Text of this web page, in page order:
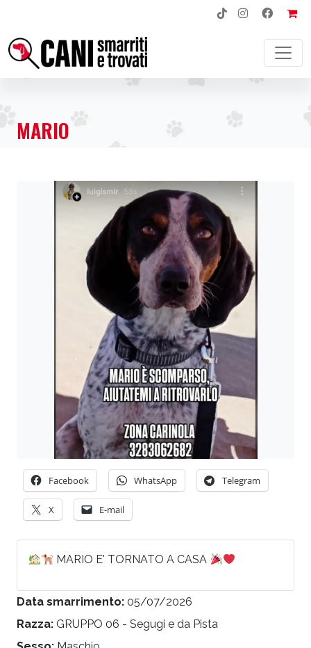
NAVIGAZIONE PRINCIPALE
MARIO
Facebook WhatsApp Telegram
X E-mail
MARIO E' TORNATO A CASA
Data smarrimento: 05/07/2026
Razza: GRUPPO 06 - Segugi e da Pista